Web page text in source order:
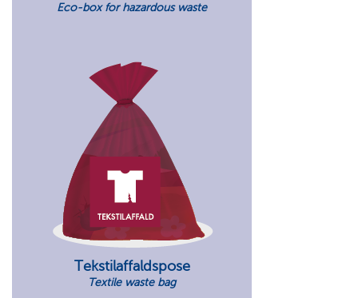
Eco-box for hazardous waste
Tekstilaffaldspose
Textile waste bag